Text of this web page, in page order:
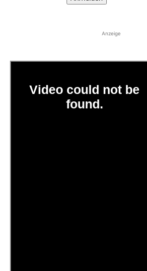
Anzeige